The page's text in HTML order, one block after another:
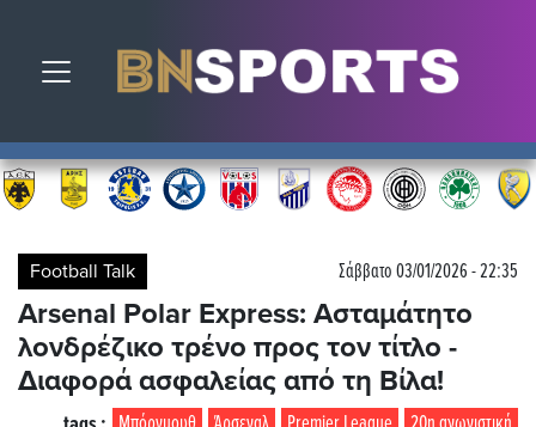
Toggle navigation
Football Talk Σάββατο 03/01/2026 - 22:35
Arsenal Polar Express: Ασταμάτητο
λονδρέζικο τρένο προς τον τίτλο -
Διαφορά ασφαλείας από τη Βίλα!